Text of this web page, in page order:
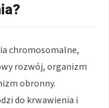
chromosomalne,
rozwój, organizm
obronny.
do krwawienia i